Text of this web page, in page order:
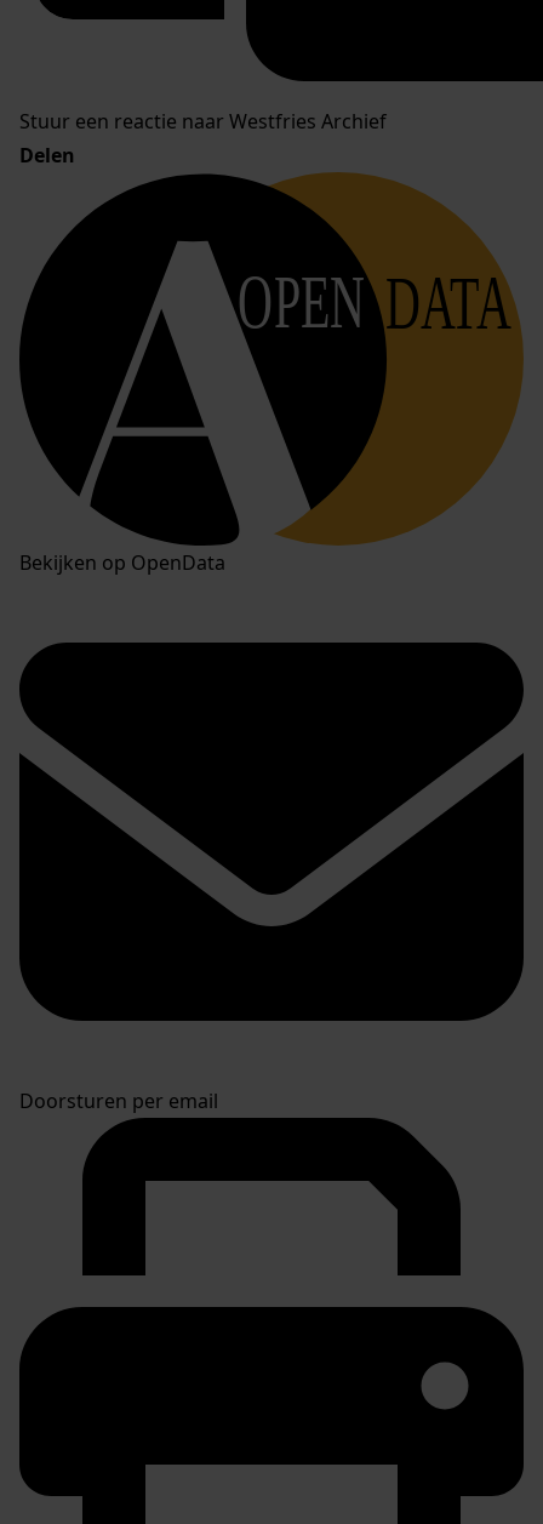
Stuur een reactie naar Westfries Archief
Delen
OPEN DATA
Bekijken op OpenData
Doorsturen per email